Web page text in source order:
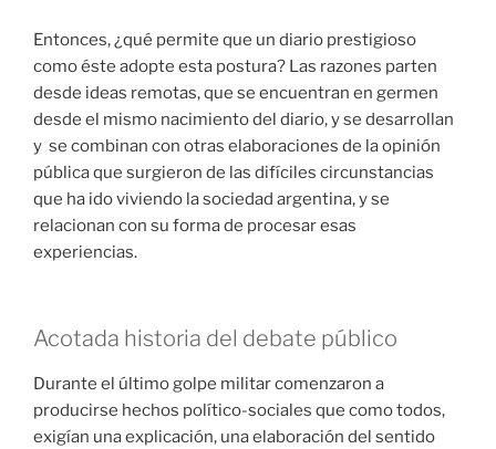
Entonces, ¿qué permite que un diario prestigioso
como éste adopte esta postura? Las razones parten
desde ideas remotas, que se encuentran en germen
desde el mismo nacimiento del diario, y se desarrollan
y se combinan con otras elaboraciones de la opinión
pública que surgieron de las difíciles circunstancias
que ha ido viviendo la sociedad argentina, y se
relacionan con su forma de procesar esas
experiencias.
Acotada historia del debate público
Durante el último golpe militar comenzaron a
producirse hechos político-sociales que como todos,
exigían una explicación, una elaboración del sentido